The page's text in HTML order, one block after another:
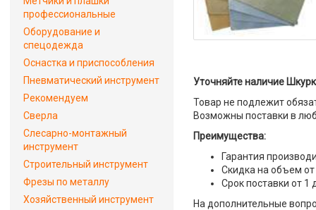
Уточняйте наличие
Товар не подлежит
Возможны поставки в
Преимущества:
Гарантия
Скидка на объем от
Срок поставки от 1
На дополнительные
профессиональные
Оборудование и
спецодежда
Оснастка и приспособления
Пневматический инструмент
Рекомендуем
Сверла
Слесарно-монтажный
инструмент
Строительный инструмент
Фрезы по металлу
Хозяйственный инструмент